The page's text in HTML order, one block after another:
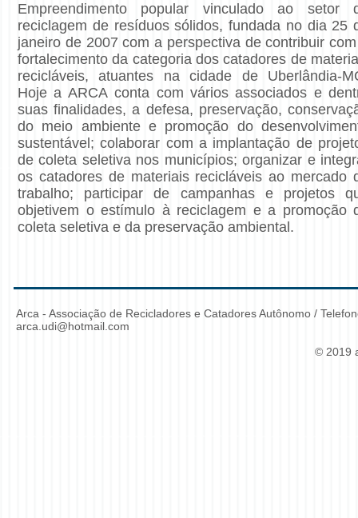
Empreendimento popular vinculado ao setor
reciclagem de resíduos sólidos, fundada no dia 25
janeiro de 2007 com a perspectiva de contribuir
fortalecimento da categoria dos catadores de
recicláveis, atuantes na cidade de Uberlândia-
Hoje a ARCA conta com vários associados e
suas finalidades, a defesa, preservação,
do meio ambiente e promoção do
sustentável; colaborar com a implantação de
de coleta seletiva nos municípios; organizar e
os catadores de materiais recicláveis ao mercado
trabalho; participar de campanhas e projetos
objetivem o estímulo à reciclagem e a promoção
coleta seletiva e da preservação ambiental.
Arca - Associação de Recicladores e Catadores Autônomo /
arca.udi@hotmail.com
© 2019